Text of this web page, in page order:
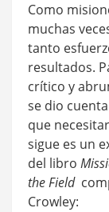
Como
muchas
tanto
resultados.
crítico y
se dio
que
sigue es un
del libro
the Field
Crowley: